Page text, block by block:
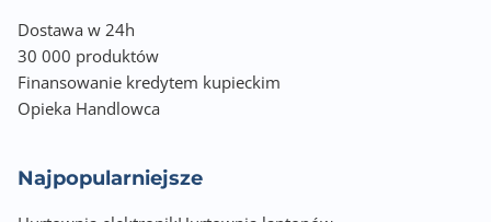
Dostawa w 24h
30 000 produktów
Finansowanie kredytem kupieckim
Opieka Handlowca
Najpopularniejsze